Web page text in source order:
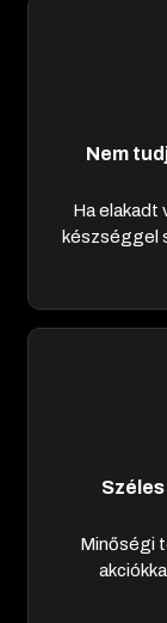
Nem
Ha elakadt
készséggel
Minőségi